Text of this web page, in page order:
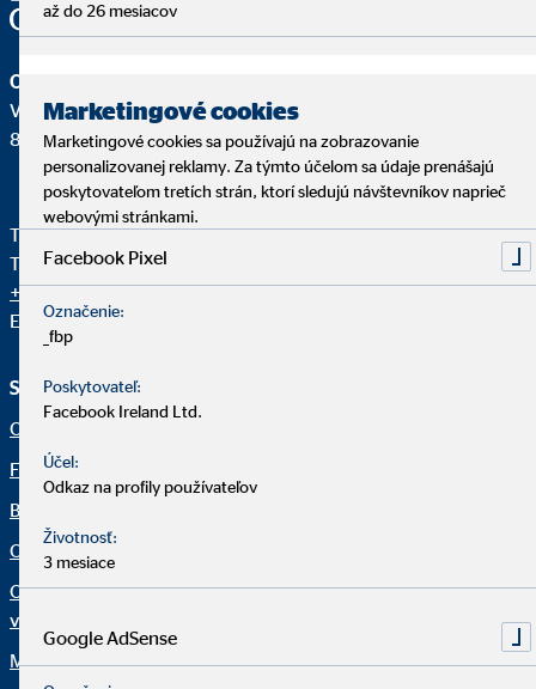
OVB Allfinanz Slovensko a.s.
Vajnorská 100/A
831 04 Bratislava - mestská časť Nové Mesto
Telefón pre klientov OVB:+421 950 105 205
Telefón Centrála OVB:
+421 2 58 10 24 12
E-mail:info@ovb.sk
Služby a informácie
O nás
Finančné riešenia
Blog
OVB Mail
Osobitné finančné
vzdelávanie (OFV)
Moje OVB
Informácie pre klienta
Nastavenia súborov cookie
až do 26 mesiacov
Marketingové cookies
Marketingové cookies sa používajú na zobrazovanie
personalizovanej reklamy. Za týmto účelom sa údaje prenášajú
poskytovateľom tretích strán, ktorí sledujú návštevníkov naprieč
webovými stránkami.
Facebook Pixel
Označenie:
_fbp
Poskytovateľ:
Facebook Ireland Ltd.
Účel:
Odkaz na profily používateľov
Životnosť:
3 mesiace
Google AdSense